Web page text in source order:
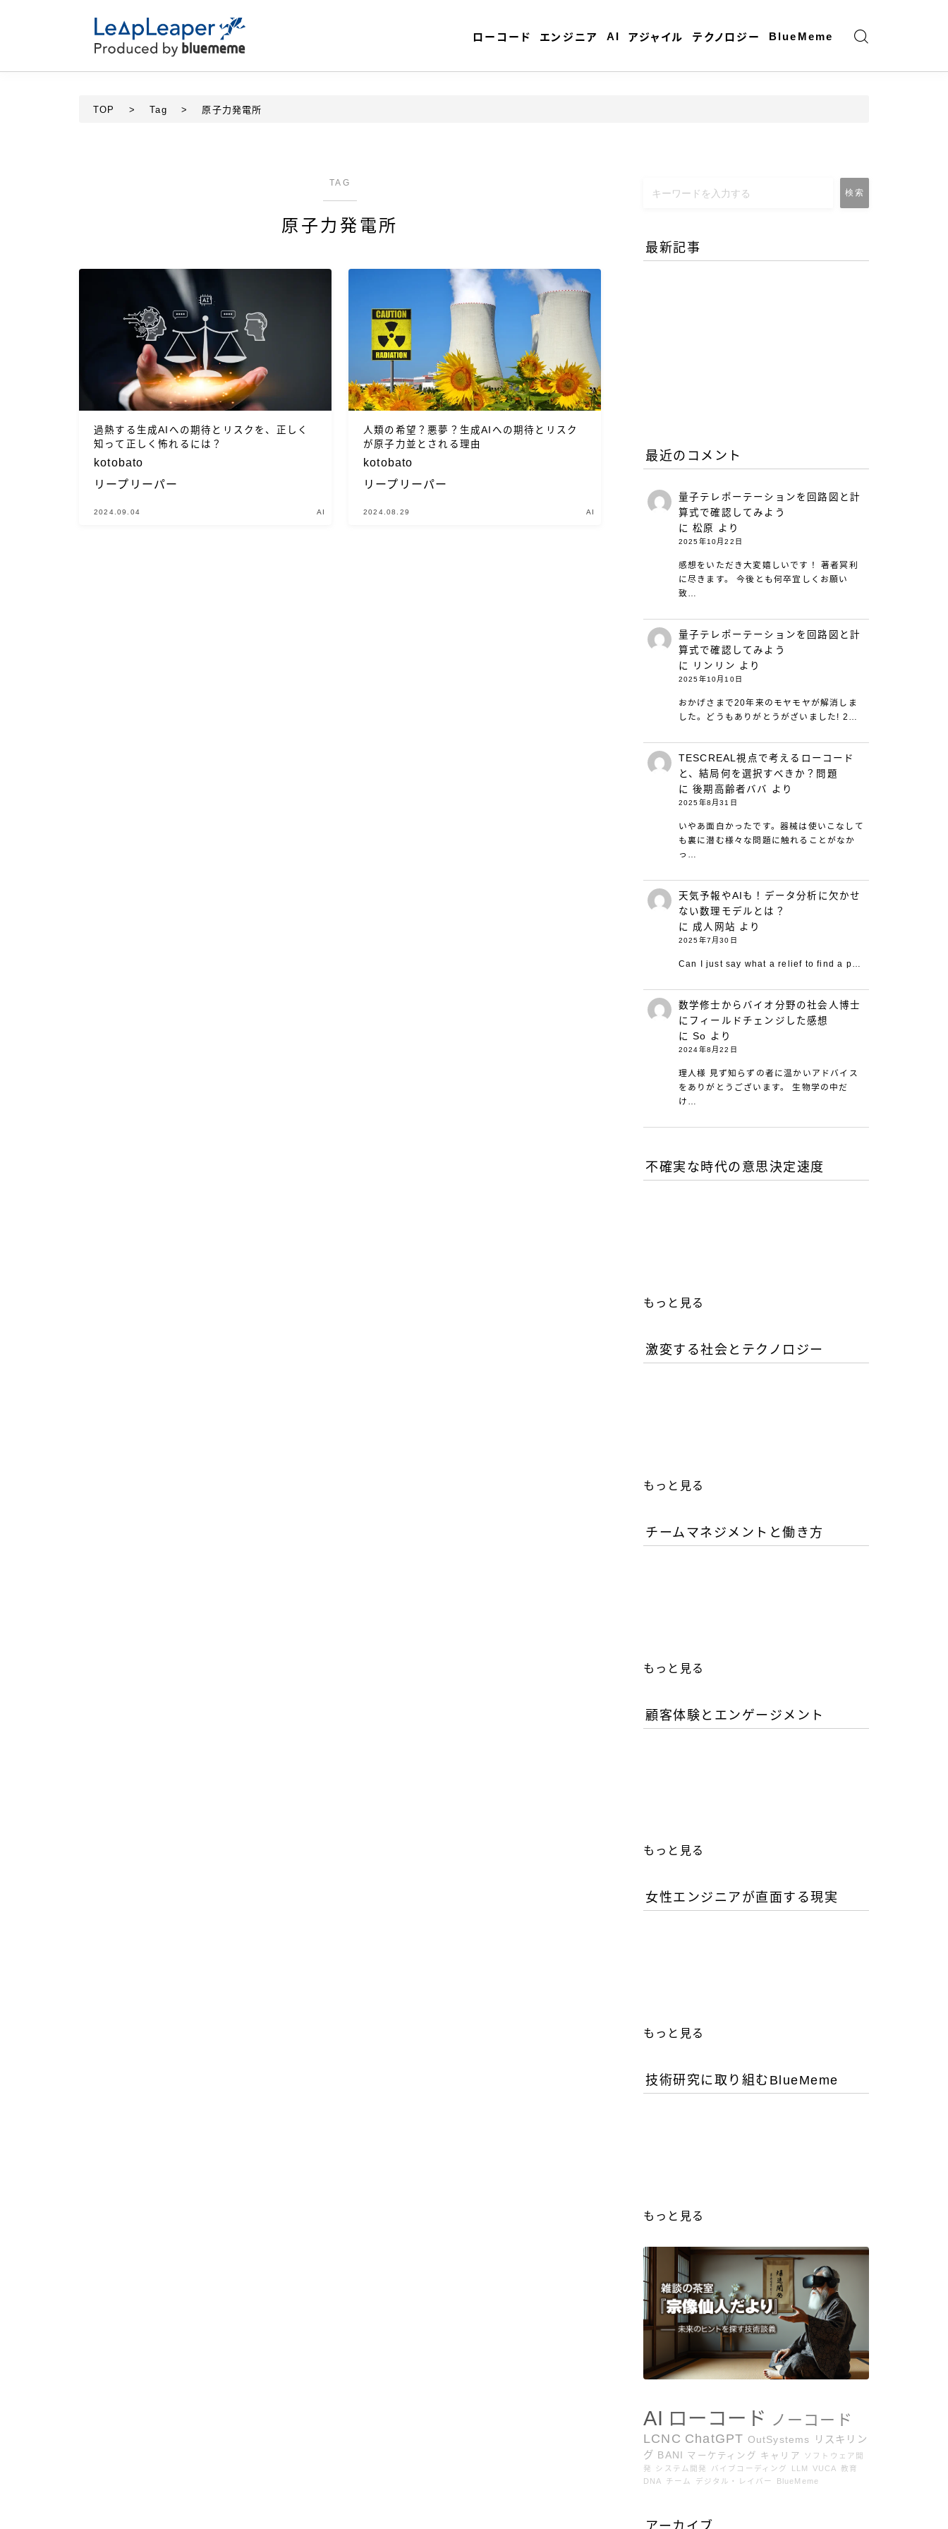
ローコード エンジニア AI アジャイル テクノロジー BlueMeme
TOP > Tag > 原子力発電所
TAG
原子力発電所
過熱する生成AIへの期待とリスクを、正しく
知って正しく怖れるには？
2024.09.04 AI
kotobato
リープリーパー
人類の希望？悪夢？生成AIへの期待とリスク
が原子力並とされる理由
2024.08.29 AI
kotobato
リープリーパー
検索
最新記事
最近のコメント
量子テレポーテーションを回路図と計
算式で確認してみよう
に松原 より
2025年10月22日
感想をいただき大変嬉しいです！ 著者冥利
に尽きます。 今後とも何卒宜しくお願い
致…
量子テレポーテーションを回路図と計
算式で確認してみよう
に
リンリン より
2025年10月10日
おかげさまで20年来のモヤモヤが解消しま
した。どうもありがとうがざいました! 2…
TESCREAL視点で考えるローコード
と、結局何を選択すべきか？問題
に後期高齢者ババ より
2025年8月31日
いやあ面白かったです。器械は使いこなして
も裏に潜む様々な問題に触れることがなか
っ…
天気予報やAIも！データ分析に欠かせ
ない数理モデルとは？
に 成人网站 より
2025年7月30日
Can I just say what a relief to find a p…
数学修士からバイオ分野の社会人博士
にフィールドチェンジした感想
にSo より
2024年8月22日
理人様 見ず知らずの者に温かいアドバイス
をありがとうございます。 生物学の中だ
け…
不確実な時代の意思決定速度
もっと見る
激変する社会とテクノロジー
もっと見る
チームマネジメントと働き方
もっと見る
顧客体験とエンゲージメント
もっと見る
女性エンジニアが直面する現実
もっと見る
技術研究に取り組むBlueMeme
もっと見る
AI ローコード ノーコード
LCNC ChatGPT OutSystems
リスキリン
グ BANI マーケティング キャリア
ソフトウェア開
発
システム開発 バイブコーディング LLM VUCA
教育
DNA
チーム デジタル・レイバー BlueMeme